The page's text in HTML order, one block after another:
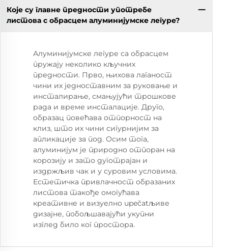
Које су главне предности употребе
листова с обрасцем алуминијумске легуре?
Алуминијумске легуре са обрасцем
пружају неколико кључних
предности. Прво, њихова лаганост
чини их једноставним за руковање и
инсталирање, смањујући трошкове
рада и време инсталације. Друго,
образац повећава отпорност на
клиз, што их чини сигурнијим за
апликације за под. Осим тога,
алуминијум је природно отпоран на
корозију и зато дуготрајан и
издржљив чак и у суровим условима.
Естетичка привлачност образаних
листова такође омогућава
креативне и визуелно upečatљиве
дизајне, побољшавајући укупни
изглед било ког простора.